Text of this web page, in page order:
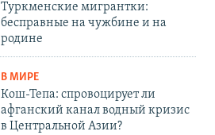
Туркменские мигрантки:
бесправные на чужбине и на
родине
В МИРЕ
Кош-Тепа: спровоцирует ли
афганский канал водный кризис
в Центральной Азии?